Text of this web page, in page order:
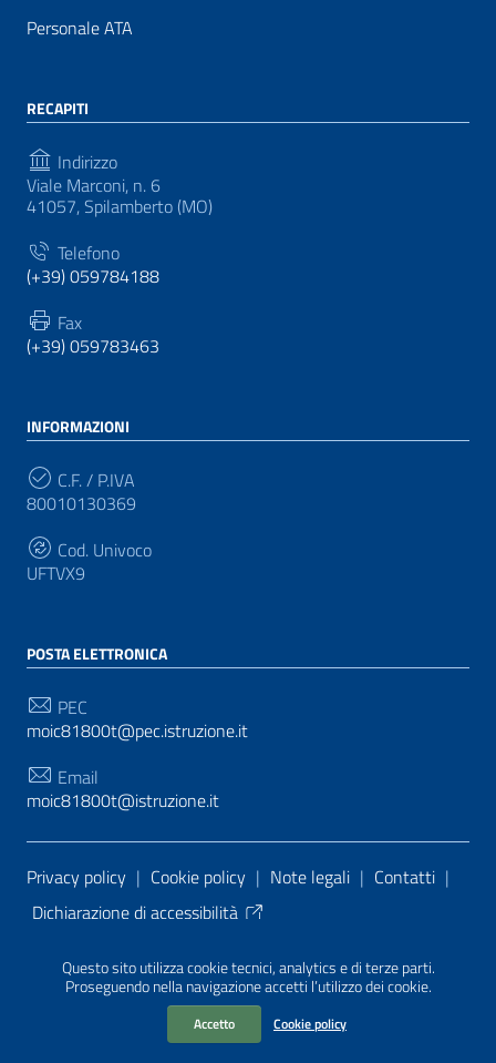
Questo sito utilizza cookie tecnici, analytics e di terze parti.
Proseguendo nella navigazione accetti l’utilizzo dei cookie.
Accetto Cookie policy
Personale ATA
RECAPITI
Indirizzo
Viale Marconi, n. 6
41057, Spilamberto (MO)
Telefono
(+39) 059784188
Fax
(+39) 059783463
INFORMAZIONI
C.F. / P.IVA
80010130369
Cod. Univoco
UFTVX9
POSTA ELETTRONICA
PEC
moic81800t@pec.istruzione.it
Email
moic81800t@istruzione.it
Sezione Link Utili
Privacy policy | Cookie policy | Note legali | Contatti |
Dichiarazione di accessibilità
PA di AgID
| Realizzato con WordPress
da